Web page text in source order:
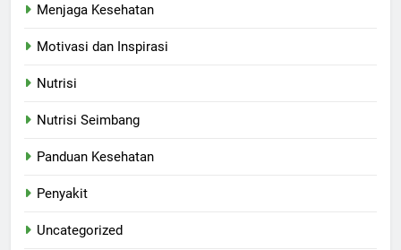
Menjaga Kesehatan
Motivasi dan Inspirasi
Nutrisi
Nutrisi Seimbang
Panduan Kesehatan
Penyakit
Uncategorized